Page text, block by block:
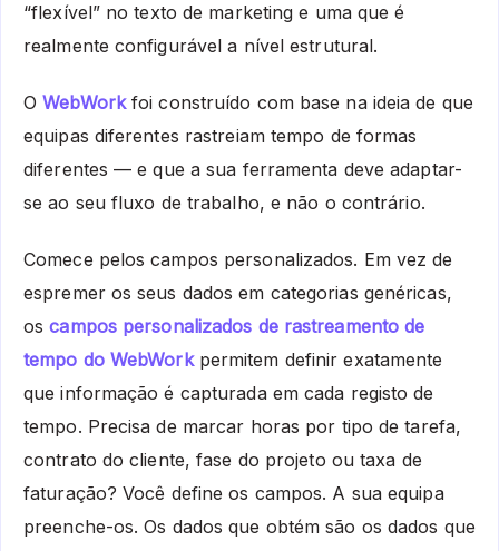
“flexível” no texto de marketing e uma que é
realmente configurável a nível estrutural.
OWebWorkfoi construído com base na ideia de que
equipas diferentes rastreiam tempo de formas
diferentes — e que a sua ferramenta deve adaptar-
se ao seu fluxo de trabalho, e não o contrário.
Comece pelos campos personalizados. Em vez de
espremer os seus dados em categorias genéricas,
oscampos personalizados de rastreamento de
tempo do WebWorkpermitem definir exatamente
que informação é capturada em cada registo de
tempo. Precisa de marcar horas por tipo de tarefa,
contrato do cliente, fase do projeto ou taxa de
faturação? Você define os campos. A sua equipa
preenche-os. Os dados que obtém são os dados que